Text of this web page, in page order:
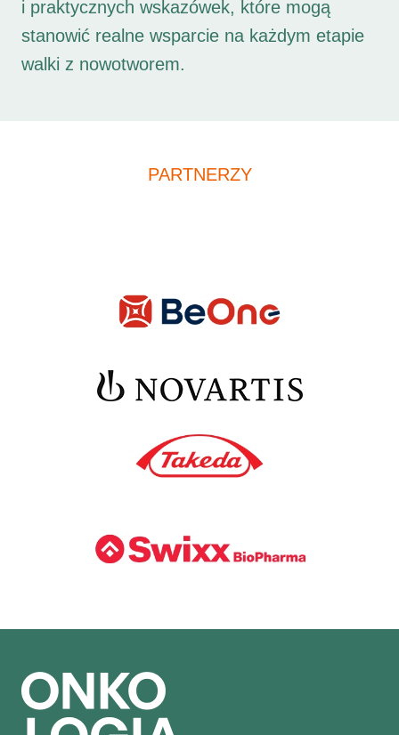
i praktycznych wskazówek, które mogą
stanowić realne wsparcie na każdym etapie
walki z nowotworem.
PARTNERZY